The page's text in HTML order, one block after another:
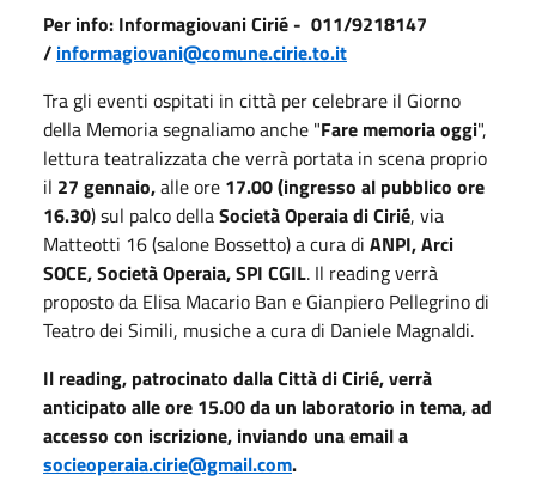
Per info: Informagiovani Cirié - 011/9218147
/ informagiovani@comune.cirie.to.it
Tra gli eventi ospitati in città per celebrare il Giorno
della Memoria segnaliamo anche "Fare memoria oggi",
lettura teatralizzata che verrà portata in scena proprio
il 27 gennaio,alle ore 17.00 (ingresso al pubblico ore
16.30) sul palco dellaSocietà Operaia di Cirié, via
Matteotti 16 (salone Bossetto) a cura di ANPI, Arci
SOCE, Società Operaia, SPI CGIL. Il reading verrà
proposto da Elisa Macario Ban e Gianpiero Pellegrino di
Teatro dei Simili, musiche a cura di Daniele Magnaldi.
Il reading, patrocinato dalla Città di Cirié, verrà
anticipato alle ore 15.00 da un laboratorio in tema, ad
accesso con iscrizione, inviando una email a
socieoperaia.cirie@gmail.com.